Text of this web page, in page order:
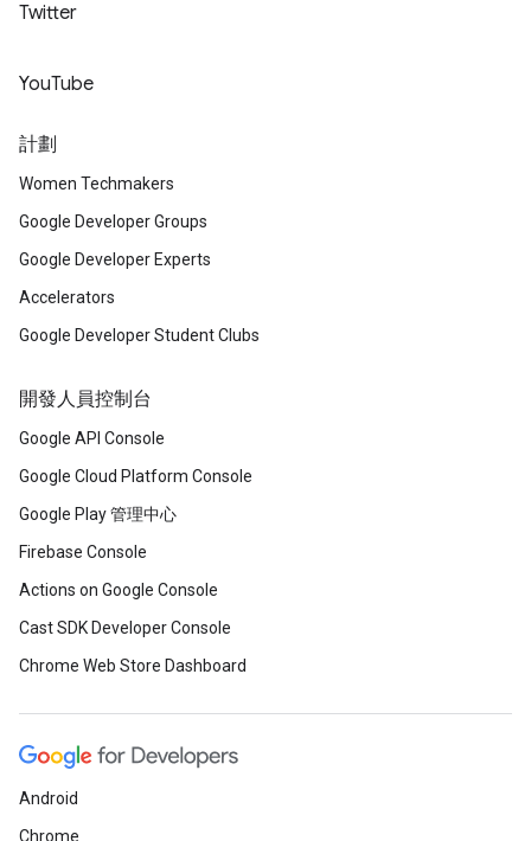
Twitter
YouTube
計劃
Women Techmakers
Google Developer Groups
Google Developer Experts
Accelerators
Google Developer Student Clubs
開發人員控制台
Google API Console
Google Cloud Platform Console
Google Play 管理中心
Firebase Console
Actions on Google Console
Cast SDK Developer Console
Chrome Web Store Dashboard
Android
Chrome